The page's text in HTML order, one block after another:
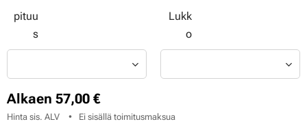
pituu
s
Lukk
o
Alkaen 57,00 €
Hinta sis. ALV Ei sisällä toimitusmaksua